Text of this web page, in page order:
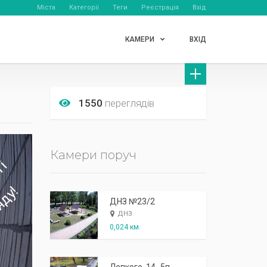
Міста Категорії Теги Реєстрація Вхід
КАМЕРИ ВХІД
1550 переглядів
Камери поруч
ДНЗ №23/2
ДНЗ
0,024 км.